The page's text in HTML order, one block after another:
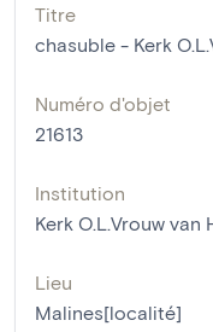
Titre
chasuble - Kerk
Numéro d'objet
21613
Institution
Kerk O.L.Vrouw van
Lieu
Malines[localité]